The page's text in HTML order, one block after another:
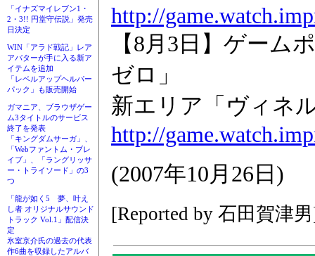
「イナズマイレブン1・
2・3!! 円堂守伝説」発売
日決定
WIN「アラド戦記」レア
アバターが手に入る新ア
イテムを追加
「レベルアップヘルパー
パック」も販売開始
ガマニア、ブラウザゲー
ム3タイトルのサービス
終了を発表
「キングダムサーガ」、
「Webファントム・ブレ
イブ」、「ラングリッサ
ー・トライソード」の3
つ
「龍が如く5 夢、叶え
し者 オリジナルサウンド
トラック Vol.1」配信決
定
氷室京介氏の過去の代表
作6曲を収録したアルバ
http://
【8月3日】ゲーム
ゼロ」
新エリア「ヴィネ
http://
(2007年10月26日)
[Reported by 石田賀津